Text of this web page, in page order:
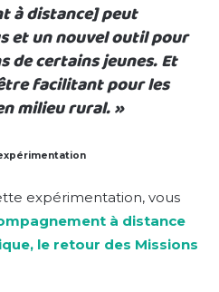
à distance] peut
et un nouvel outil pour
de certains jeunes. Et
facilitant pour les
milieu rural. »
expérimentation, vous
à distance
le retour des Missions